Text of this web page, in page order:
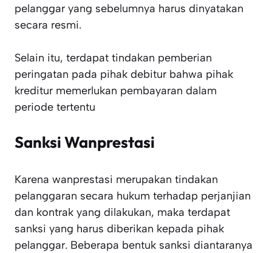
pelanggar yang sebelumnya harus dinyatakan
secara resmi.
Selain itu, terdapat tindakan pemberian
peringatan pada pihak debitur bahwa pihak
kreditur memerlukan pembayaran dalam
periode tertentu
Sanksi Wanprestasi
Karena wanprestasi merupakan tindakan
pelanggaran secara hukum terhadap perjanjian
dan kontrak yang dilakukan, maka terdapat
sanksi yang harus diberikan kepada pihak
pelanggar. Beberapa bentuk sanksi diantaranya